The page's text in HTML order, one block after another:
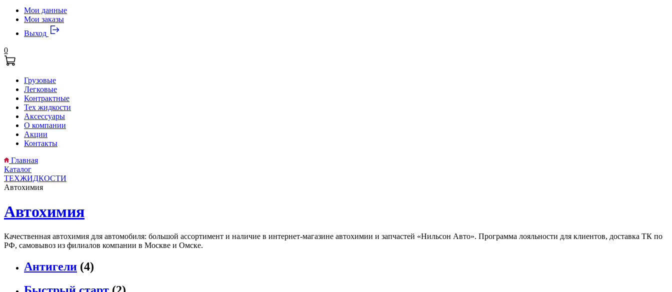
Мои данные
Мои заказы
Выход
0
Грузовые
Легковые
Контрактные
Тех жидкости
Аксессуары
О компании
Акции
Контакты
Главная
Каталог
ТЕХЖИДКОСТИ
Автохимия
Автохимия
Качественная автохимия для автомобиля: большой ассортимент и наличие в интернет-магазине автохимии и запчастей «Нильсон Авто». Программа лояльности для клиентов, доставка ТК по
РФ, самовывоз из филиалов компании в Москве и Омске.
Антигели (4)